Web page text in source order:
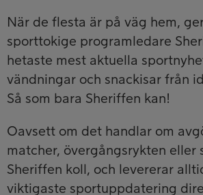
När de flesta är på väg hem,
sporttokige programledare
hetaste mest aktuella
vändningar och snackisar från
Så som bara Sheriffen kan!
Oavsett om det handlar om
matcher, övergångsrykten eller
Sheriffen koll, och levererar
viktigaste sportuppdatering